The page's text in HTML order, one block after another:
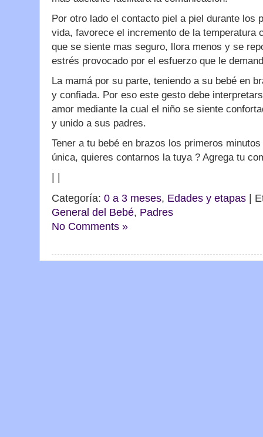
Por otro lado el contacto piel a piel durante los
vida, favorece el incremento de la temperatura
que se siente mas seguro, llora menos y se
estrés provocado por el esfuerzo que le
La mamá por su parte, teniendo a su bebé en
y confiada. Por eso este gesto debe
amor mediante la cual el niño se siente
y unido a sus padres.
Tener a tu bebé en brazos los primeros
única, quieres contarnos la tuya ? Agrega tu
Categoría: 0 a 3 meses, Edades y etapas |
General del Bebé, Padres
No Comments »